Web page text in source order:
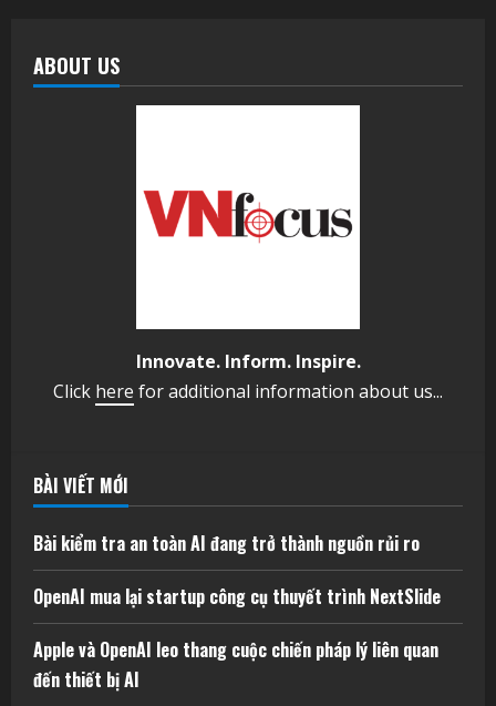
ABOUT US
Innovate. Inform. Inspire.
Click here for additional information about us...
BÀI VIẾT MỚI
Bài kiểm tra an toàn AI đang trở thành nguồn rủi ro
OpenAI mua lại startup công cụ thuyết trình NextSlide
Apple và OpenAI leo thang cuộc chiến pháp lý liên quan
đến thiết bị AI